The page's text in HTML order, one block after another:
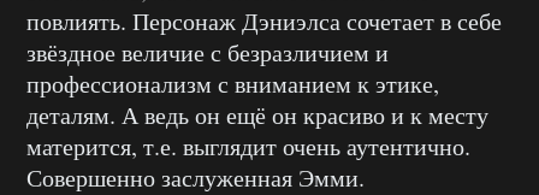
повлиять. Персонаж Дэниэлса сочетает в себе
звёздное величие с безразличием и
профессионализм с вниманием к этике,
деталям. А ведь он ещё он красиво и к месту
матерится, т.е. выглядит очень аутентично.
Совершенно заслуженная Эмми.